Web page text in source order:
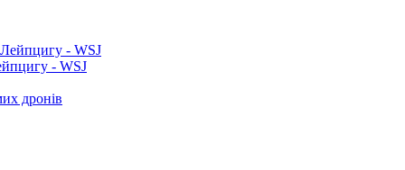
- WSJ
дронів